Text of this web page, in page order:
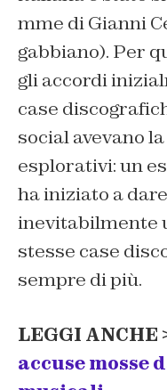
mme di Gianni
gabbiano). Per
gli accordi
case
social avevano
esplorativi: un
ha iniziato a
inevitabilmente
stesse case
sempre di più.
LEGGI ANCHE
accuse mosse